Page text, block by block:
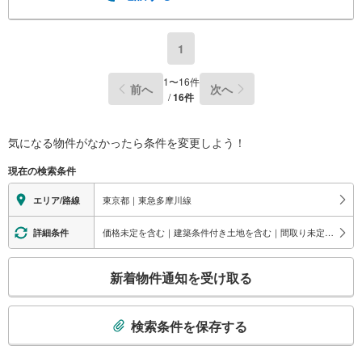
1
前へ 1〜16件
/16件 次へ
気になる物件がなかったら条件を変更しよう！
現在の検索条件
エリア/路線 東京都｜東急多摩川線
詳細条件 価格未定を含む｜建築条件付き土地を含む｜間取り未定を含む｜床暖房
検
新着物件通知を受け取る
検索条件を保存する